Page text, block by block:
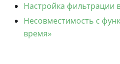
Настройка фильтрации
Несовместимость с
время»